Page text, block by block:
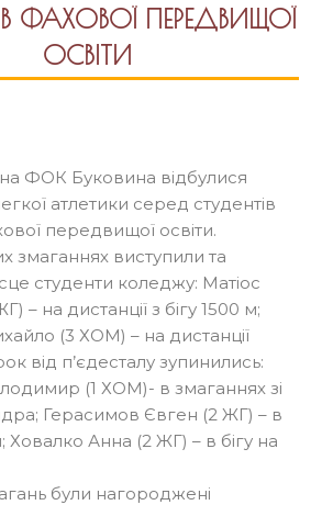
ФАХОВОЇ ПЕРЕДВИЩОЇ
ОСВІТИ
на ФОК Буковина відбулися
атлетики серед студентів
передвищої освіти.
змаганнях виступили та
студенти коледжу: Матіос
– на дистанції з бігу 1500 м;
(3 ХОМ) – на дистанції
від п’єдесталу зупинились:
(1 ХОМ)- в змаганнях зі
Герасимов Євген (2 ЖГ) – в
Ховалко Анна (2 ЖГ) – в бігу на
були нагороджені